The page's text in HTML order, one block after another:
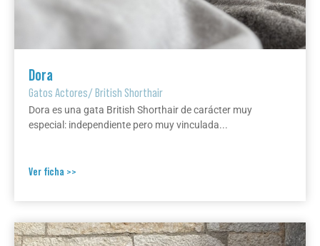
Dora
Gatos Actores/British Shorthair
Dora es una gata British Shorthair de carácter muy
especial: independiente pero muy vinculada...
Ver ficha >>